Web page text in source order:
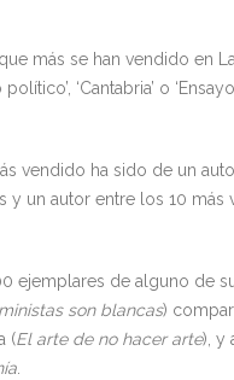
más se han vendido en
‘Cantabria’ o
vendido ha sido de un
y un autor entre los 10
ejemplares de alguno de
son blancas)
(El arte de no hacer arte), y
.